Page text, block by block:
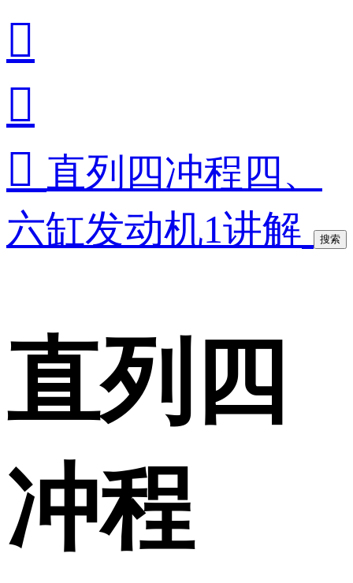


 直列四冲程四、
六缸发动机1讲解
搜索
直列四
冲程